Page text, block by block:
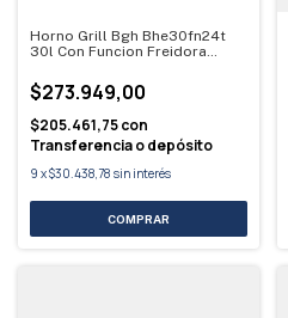
Horno Grill Bgh Bhe30fn24t
30l Con Funcion Freidora
$273.949,00
$205.461,75con
Transferencia o depósito
9 x$30.438,78 sin interés